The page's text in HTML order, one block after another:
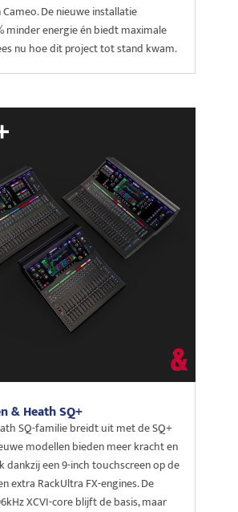
De nieuwe installatie
minder energie én biedt maximale
nu hoe dit project tot stand kwam.
& Heath SQ+
SQ-familie breidt uit met de SQ+
modellen bieden meer kracht en
dankzij een 9-inch touchscreen op de
extra RackUltra FX-engines. De
XCVI-core blijft de basis, maar